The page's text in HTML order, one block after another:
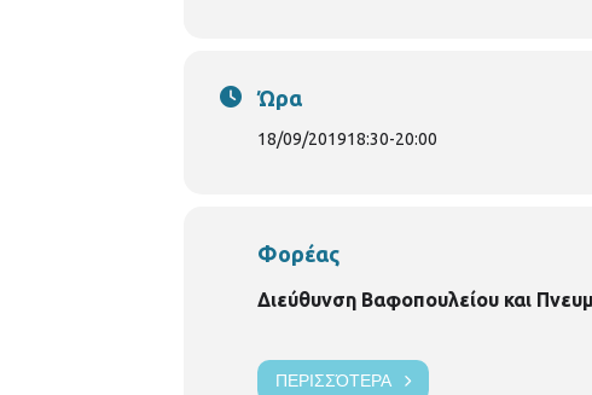
Ώρα
18/09/201918:30-20:00
Φορέας
Διεύθυνση Βαφοπουλείου και
ΠΕΡΙΣΣΌΤΕΡΑ